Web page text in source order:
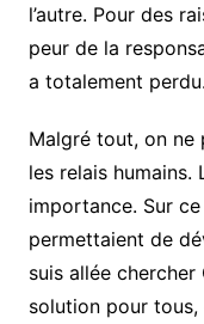
l’autre. Pour des
peur de la
a totalement perdu.
Malgré tout, on ne
les relais humains.
importance. Sur
permettaient de
suis allée
solution pour